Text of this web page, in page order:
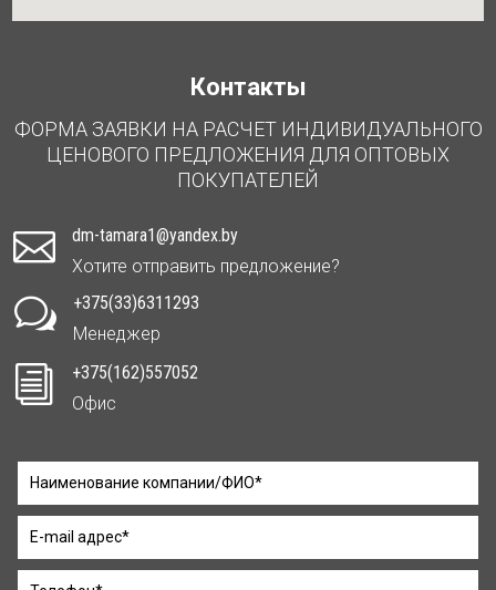
Контакты
ФОРМА ЗАЯВКИ НА РАСЧЕТ ИНДИВИДУАЛЬНОГО
ЦЕНОВОГО ПРЕДЛОЖЕНИЯ ДЛЯ ОПТОВЫХ
ПОКУПАТЕЛЕЙ

dm-tamara1@yandex.by
Хотите отправить предложение?
w
+375(33)6311293
Менеджер
i
+375(162)557052
Офис